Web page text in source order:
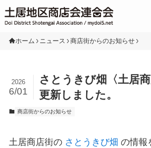
土
ホーム ニュース 商店街からのお知らせ
さとうきび畑〈土居
更新しました。
2026
6/01
商店街からのお知らせ
土居商店街の さとうきび畑 の情報